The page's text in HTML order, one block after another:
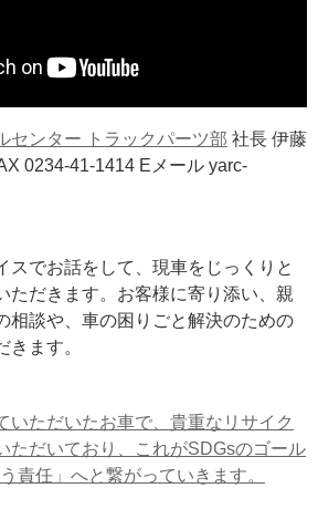
センター トラックパーツ部 社長 伊藤
0234-41-1414 Eメール yarc-
スでお話をして、現車をじっくりと
ただきます。お客様に寄り添い、親
相談や、車の困りごと解決のための
きます。
いただいたお車で、貴重なリサイク
ただいており、これがSDGsのゴール
責任」へと繋がっていきます。